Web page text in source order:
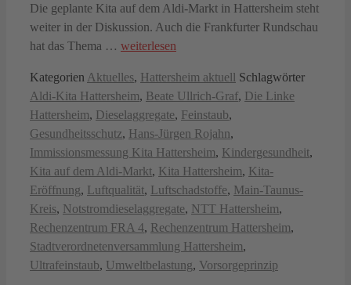
Die geplante Kita auf dem Aldi-Markt in Hattersheim steht
weiter in der Diskussion. Auch die Frankfurter Rundschau
hat das Thema … weiterlesen
Kategorien Aktuelles, Hattersheim aktuell Schlagwörter
Aldi-Kita Hattersheim, Beate Ullrich-Graf, Die Linke
Hattersheim, Dieselaggregate, Feinstaub,
Gesundheitsschutz, Hans-Jürgen Rojahn,
Immissionsmessung Kita Hattersheim, Kindergesundheit,
Kita auf dem Aldi-Markt, Kita Hattersheim, Kita-
Eröffnung, Luftqualität, Luftschadstoffe, Main-Taunus-
Kreis, Notstromdieselaggregate, NTT Hattersheim,
Rechenzentrum FRA 4, Rechenzentrum Hattersheim,
Stadtverordnetenversammlung Hattersheim,
Ultrafeinstaub, Umweltbelastung, Vorsorgeprinzip